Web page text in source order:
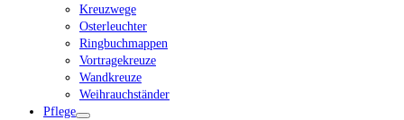
Kreuzwege
Osterleuchter
Ringbuchmappen
Vortragekreuze
Wandkreuze
Weihrauchständer
Pflege